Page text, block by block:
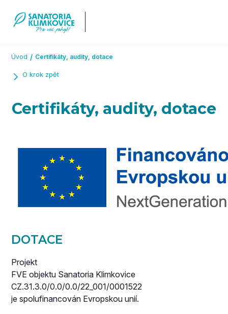
Úvod Certifikáty, audity, dotace
O krok zpět
Certifikáty, audity, dotace
DOTACE
Projekt
FVE objektu Sanatoria Klimkovice
CZ.31.3.0/0.0/0.0/22_001/0001522
je spolufinancován Evropskou unií.